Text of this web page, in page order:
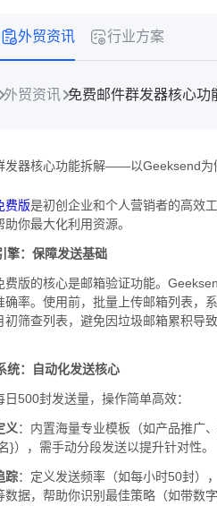
外贸资讯 行业方案
外贸资讯 免费邮件群发器核心
发器核心功能拆解——以Geeksend为
费版是初创企业和个人营销者的高效
你最大化利用资源。
擎：保障发送基础​
费版的核心是邮箱验证功能。
确率。使用前，批量上传邮箱列表，
初筛查列表，避免因垃圾邮箱累积导
统：自动化发送核心​
500封发送量，操作简单高效：
义​：内置海量专业模板（如产品推广
}），需手动分段发送以提升针对性。
踪​：定义发送频率（如每小时50封）
数据，帮助你识别最佳策略（如带数